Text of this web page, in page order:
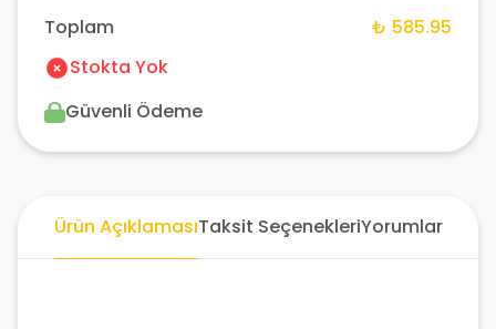
Toplam
₺ 585.95
Stokta Yok
Güvenli Ödeme
Ürün AçıklamasıTaksit SeçenekleriYorumlar